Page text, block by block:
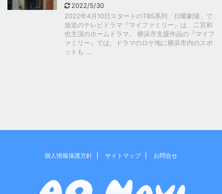
2022/5/30
2022年4月10日スタートのTBS系列「日曜劇場」で
放送のテレビドラマ『マイファミリー』は、二宮和
也主演のホームドラマ。 横浜市支援作品の『マイフ
ァミリー』では、ドラマのロケ地に横浜市内のスポ
ットも ...
個人情報保護方針 サイトマップ お問合せ